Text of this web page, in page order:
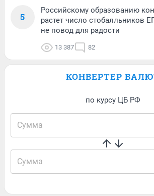
5
Российскому образованию
растет число стобалльников
не повод для радости
13 387 82
КОНВЕРТЕР
по курсу ЦБ РФ